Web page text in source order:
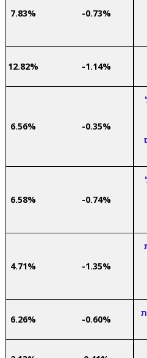
-0.73%
7.83%
-1.14%
12.82%
-0.35%
6.56%
-0.74%
6.58%
-1.35%
4.71%
-0.60%
6.26%